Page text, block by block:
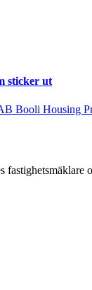
sticker ut
Booli Housing